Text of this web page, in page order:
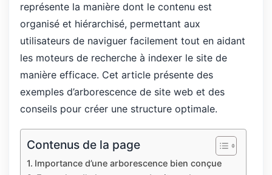
représente la manière dont le contenu est
organisé et hiérarchisé, permettant aux
utilisateurs de naviguer facilement tout en aidant
les moteurs de recherche à indexer le site de
manière efficace. Cet article présente des
exemples d’arborescence de site web et des
conseils pour créer une structure optimale.
Contenus de la page
Importance d’une arborescence bien conçue